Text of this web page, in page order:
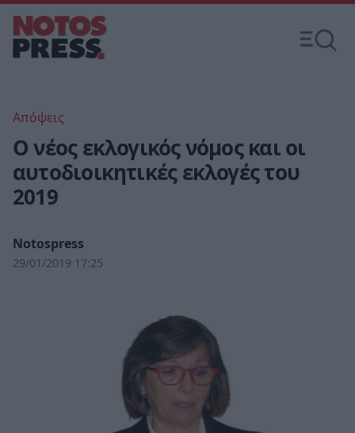
Απόψεις
Ο νέος εκλογικός νόμος και οι
αυτοδιοικητικές εκλογές του
2019
Notospress
29/01/2019 17:25